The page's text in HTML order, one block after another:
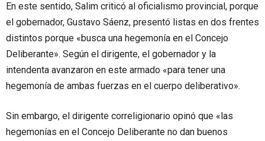
En este sentido, Salim criticó al oficialismo provincial, porque
el gobernador, Gustavo Sáenz, presentó listas en dos frentes
distintos porque «busca una hegemonía en el Concejo
Deliberante». Según el dirigente, el gobernador y la
intendenta avanzaron en este armado «para tener una
hegemonía de ambas fuerzas en el cuerpo deliberativo».
Sin embargo, el dirigente correligionario opinó que «las
hegemonías en el Concejo Deliberante no dan buenos